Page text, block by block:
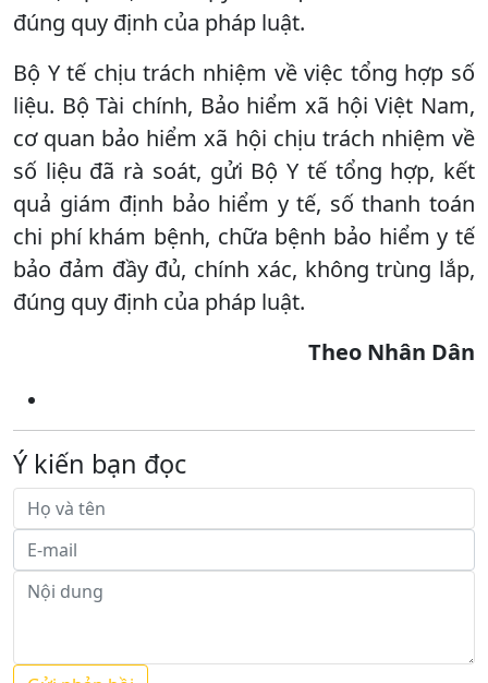
đúng quy định của pháp luật.
Bộ Y tế chịu trách nhiệm về việc tổng hợp số
liệu. Bộ Tài chính, Bảo hiểm xã hội Việt Nam,
cơ quan bảo hiểm xã hội chịu trách nhiệm về
số liệu đã rà soát, gửi Bộ Y tế tổng hợp, kết
quả giám định bảo hiểm y tế, số thanh toán
chi phí khám bệnh, chữa bệnh bảo hiểm y tế
bảo đảm đầy đủ, chính xác, không trùng lắp,
đúng quy định của pháp luật.
Theo Nhân Dân
Ý kiến bạn đọc